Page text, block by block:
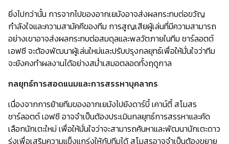
ยิ่งไปกว่านั้น การจากไปของอากเยมังอาจส่งผลกระทบต่อขวัญ
กำลังใจและความสามัคคีของทีม การสูญเสียผู้เล่นที่มีความสามารถ
อย่างเขาอาจส่งผลกระทบต่อสมดุลและพลวัตภายในทีม ชาร์ลอตต์
เอฟซี จะต้องพัฒนาผู้เล่นใหม่และปรับปรุงกลยุทธ์เพื่อให้มั่นใจว่าทีม
จะยังคงทำผลงานได้อย่างสม่ำเสมอตลอดทั้งฤดูกาล
กลยุทธ์การสอดแนมและการสรรหาบุคลากร
เนื่องจากการย้ายทีมของอากเยมังไปยังดาร์บี้ เคาน์ตี้ สโมสร
ชาร์ลอตต์ เอฟซี อาจจำเป็นต้องประเมินกลยุทธ์การสรรหาและคัด
เลือกนักเตะใหม่ เพื่อให้มั่นใจว่าจะสามารถค้นหาและพัฒนานักเตะดาว
รุ่งเพื่อเสริมความแข็งแกร่งให้กับทีมได้ สโมสรอาจจำเป็นต้องขยาย